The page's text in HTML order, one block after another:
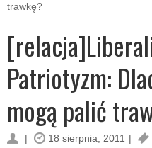
trawkę?
Patriotyzm:
mogą palić
18 sierpnia, 2011